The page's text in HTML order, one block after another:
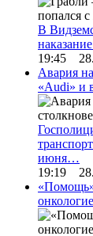
В
19:45
Авария
«Audi» и
июня…
19:19